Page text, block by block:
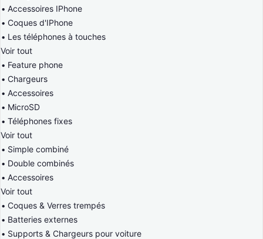
Accessoires IPhone
Coques d'IPhone
Les téléphones à touches
Voir tout
Feature phone
Chargeurs
Accessoires
MicroSD
Téléphones fixes
Voir tout
Simple combiné
Double combinés
Accessoires
Voir tout
Coques & Verres trempés
Batteries externes
Supports & Chargeurs pour voiture